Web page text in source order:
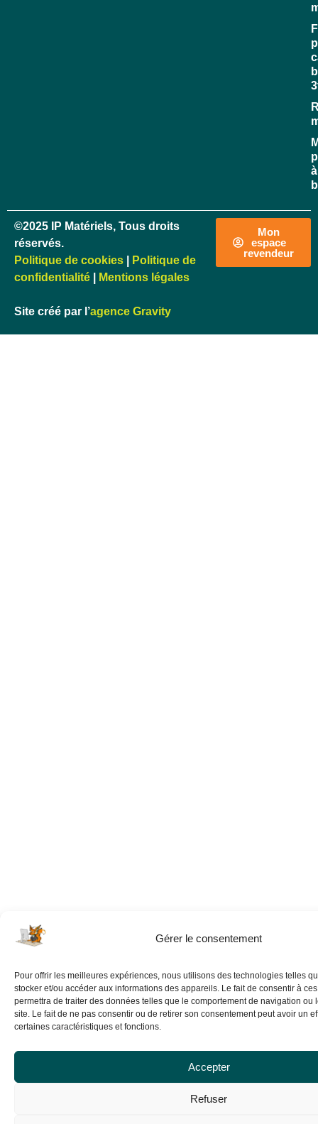
Gérer le consentement
Pour offrir les meilleures expériences, nous utilisons des technologies telles
stocker et/ou accéder aux informations des appareils. Le fait de consentir à
permettra de traiter des données telles que le comportement de navigation ou
site. Le fait de ne pas consentir ou de retirer son consentement peut avoir un
certaines caractéristiques et fonctions.
Accepter
Refuser
à
©2025 IP Matériels, Tous droits
réservés.
Politique de cookies
Politique de
confidentialité
Mentions légales
Site créé par l’agence Gravity
Mon
espace
revendeur